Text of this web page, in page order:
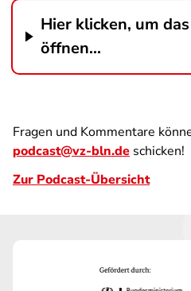
Hier klicken, um
öffnen...
Fragen und Kommentare
podcast@vz-bln.de schicken!
Zur Podcast-Übersicht